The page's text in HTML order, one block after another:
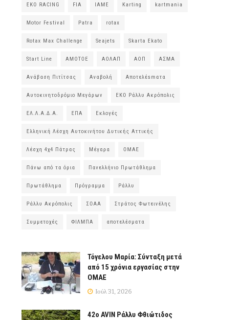
EKO RACING FIA IAME Karting kartmania
Motor Festival Patra rotax
Rotax Max Challenge Seajets Skarta Ekato
Start Line ΑΜΟΤΟΕ ΑΟΛΑΠ ΑΟΠ ΑΣΜΑ
Ανάβαση Πιτίτσας Αναβολή Αποτελέsmατα
Αυτοκινητοδρόμιο Μεγάρων ΕΚΟ Ράλλυ Ακρόπολις
ΕΛ.Λ.Α.Δ.Α. ΕΠΑ Εκλογές
Ελληνική Λέσχη Αυτοκινήτου Δυτικής Αττικής
Λέσχη 4χ4 Πάτρας Μέγαρα ΟΜΑΕ
Πάνω από τα όρια Πανελλήνιο Πρωτάθλημα
Πρωτάθλημα Πρόγραμμα Ράλλυ
Ράλλυ Ακρόπολις ΣΟΑΑ Στράτος Φωτεινέλης
Συμμετοχές ΦΙΛΜΠΑ αποτελέσματα
Τόγελου Μαρία: Σύνταξη μετά
από 15 χρόνια εργασίας στην
ΟΜΑΕ
Ιούλ 31, 2026
42ο AVIN Ράλλυ Φθιώτιδος